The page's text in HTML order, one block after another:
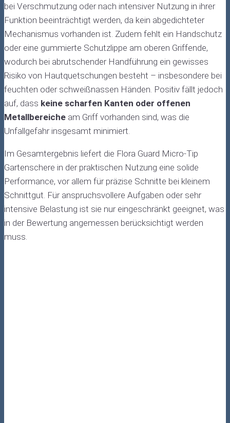
bei Verschmutzung oder nach intensiver Nutzung in ihrer
Funktion beeinträchtigt werden, da kein abgedichteter
Mechanismus vorhanden ist. Zudem fehlt ein Handschutz
oder eine gummierte Schutzlippe am oberen Griffende,
wodurch bei abrutschender Handführung ein gewisses
Risiko von Hautquetschungen besteht – insbesondere bei
feuchten oder schweißnassen Händen. Positiv fällt jedoch
auf, dass keine scharfen Kanten oder offenen
Metallbereiche am Griff vorhanden sind, was die
Unfallgefahr insgesamt minimiert.
Im Gesamtergebnis liefert die Flora Guard Micro-Tip
Gartenschere in der praktischen Nutzung eine solide
Performance, vor allem für präzise Schnitte bei kleinem
Schnittgut. Für anspruchsvollere Aufgaben oder sehr
intensive Belastung ist sie nur eingeschränkt geeignet, was
in der Bewertung angemessen berücksichtigt werden
muss.